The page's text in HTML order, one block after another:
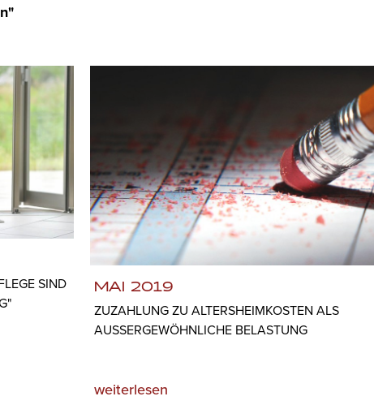
SIND
MAI 2019
ZUZAHLUNG ZU ALTERSHEIMKOSTEN ALS
AUSSERGEWÖHNLICHE BELASTUNG
weiterlesen